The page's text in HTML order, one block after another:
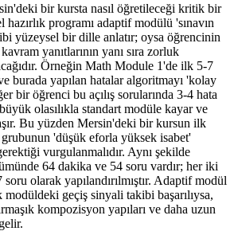
bir kursta nasıl öğretileceği kritik bir
hazırlık programı adaptif modülü 'sınavın
yüzeysel bir dille anlatır; oysa öğrencinin
yanıtlarının yanı sıra zorluk
Örneğin Math Module 1'de ilk 5-7
burada yapılan hatalar algoritmayı 'kolay
bir öğrenci bu açılış sorularında 3-4 hata
olasılıkla standart modüle kayar ve
Bu yüzden Mersin'deki bir kursun ilk
'düşük eforla yüksek isabet'
vurgulanmalıdır. Aynı şekilde
64 dakika ve 54 soru vardır; her iki
olarak yapılandırılmıştır. Adaptif modül
geçiş sinyali takibi başarılıysa,
kompozisyon yapıları ve daha uzun